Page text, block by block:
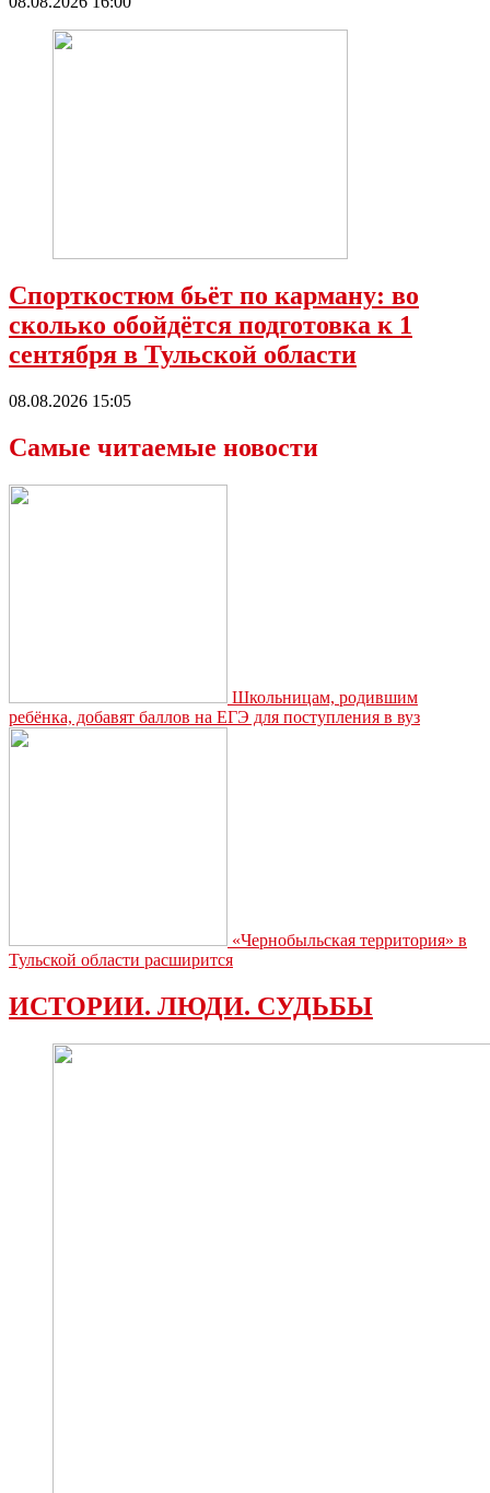
Спорткостюм бьёт по карману: во
сколько обойдётся подготовка к 1
сентября в Тульской области
08.08.2026 15:05
Самые читаемые новости
Школьницам, родившим
ребёнка, добавят баллов на ЕГЭ для поступления в вуз
«Чернобыльская территория» в
Тульской области расширится
ИСТОРИИ. ЛЮДИ. СУДЬБЫ